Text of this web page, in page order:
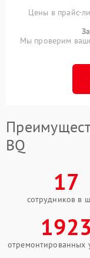
Цены в прайс-
Мы проверим
BQ
17
сотрудников в
1923
отремонтированных